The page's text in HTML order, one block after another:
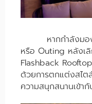
หากกำลังม
หรือ Outing หลังเ
Flashback
ด้วยการตกแต่งสไ
ความสนุกสนานเข้า